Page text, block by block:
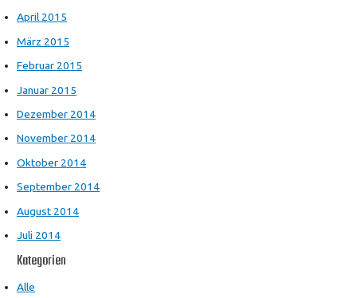
April 2015
März 2015
Februar 2015
Januar 2015
Dezember 2014
November 2014
Oktober 2014
September 2014
August 2014
Juli 2014
Kategorien
Alle